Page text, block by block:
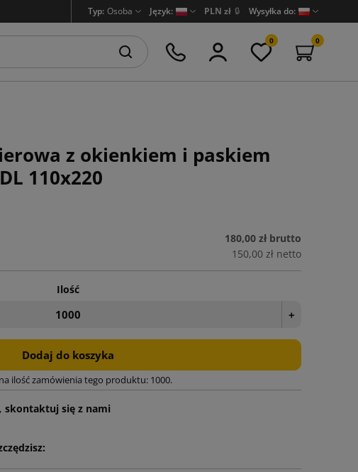
Typ: Osoba Język: PLN zł 🔒 Wysyłka do:
0 0
z okienkiem i paskiem
110x220
180,00 zł brutto
150,00 zł netto
Ilość
+
Dodaj do koszyka
ilość zamówienia tego produktu: 1000.
skontaktuj się z nami